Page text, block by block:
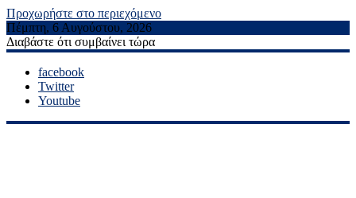
Προχωρήστε στο περιεχόμενο
Πέμπτη, 6 Αυγούστου, 2026
Διαβάστε ότι συμβαίνει τώρα
facebook
Twitter
Youtube